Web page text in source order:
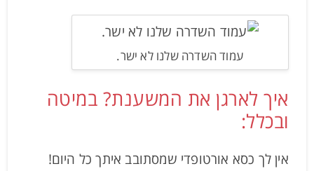
עמוד השדרה שלנו לא ישר.
איך לארגן את המשענת? במיטה
ובכלל:
אין לך כסא אורטופדי שמסתובב איתך כל היום!